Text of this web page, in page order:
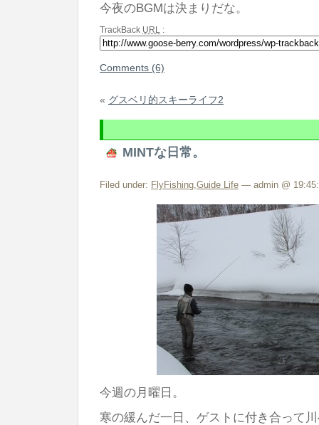
今夜のBGMは決まりだな。
TrackBack URL :
Comments (6)
« グスベリ的スキーライフ2
MINTな日常。
Filed under: FlyFishing,Guide Life — admin @
今週の月曜日。
寒の緩んだ一日、ゲストに付き合って